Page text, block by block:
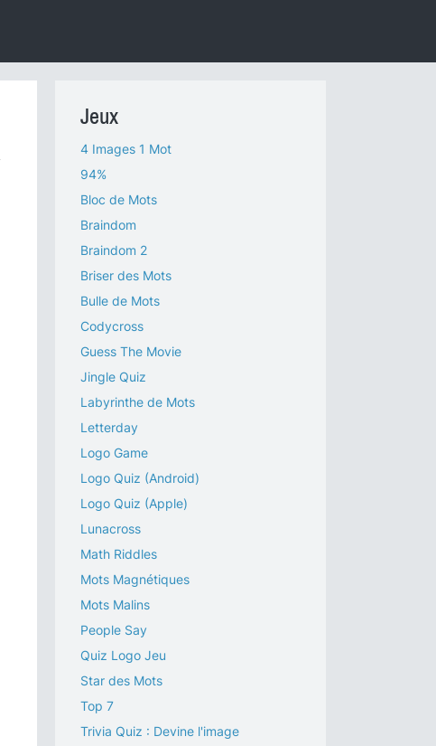
Jeux
4 Images 1 Mot
94%
Bloc de Mots
Braindom
Braindom 2
Briser des Mots
Bulle de Mots
Codycross
Guess The Movie
Jingle Quiz
Labyrinthe de Mots
Letterday
Logo Game
Logo Quiz (Android)
Logo Quiz (Apple)
Lunacross
Math Riddles
Mots Magnétiques
Mots Malins
People Say
Quiz Logo Jeu
Star des Mots
Top 7
Trivia Quiz : Devine l'image